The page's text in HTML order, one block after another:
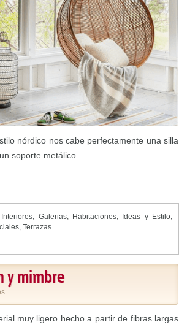
nórdico nos cabe perfectamente una silla
soporte metálico.
, Galerias, Habitaciones, Ideas y Estilo,
, Terrazas
y mimbre
muy ligero hecho a partir de fibras largas